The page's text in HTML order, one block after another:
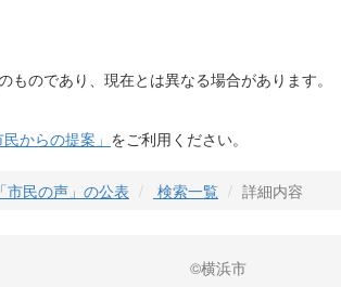
のであり、現在とは異なる場合があります。
民からの提案」 をご利用ください。
「市民の声」の公表 検索一覧 詳細内容
©横浜市